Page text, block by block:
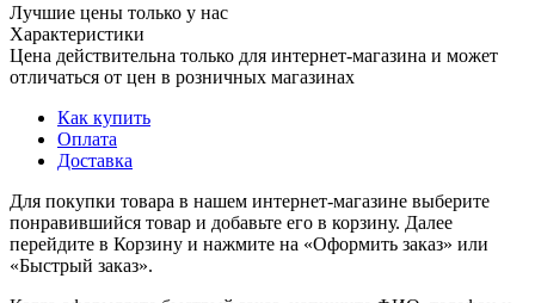
Лучшие цены только у нас
Характеристики
Цена действительна только для интернет-магазина и может
отличаться от цен в розничных магазинах
Как купить
Оплата
Доставка
Для покупки товара в нашем интернет-магазине выберите
понравившийся товар и добавьте его в корзину. Далее
перейдите в Корзину и нажмите на «Оформить заказ» или
«Быстрый заказ».